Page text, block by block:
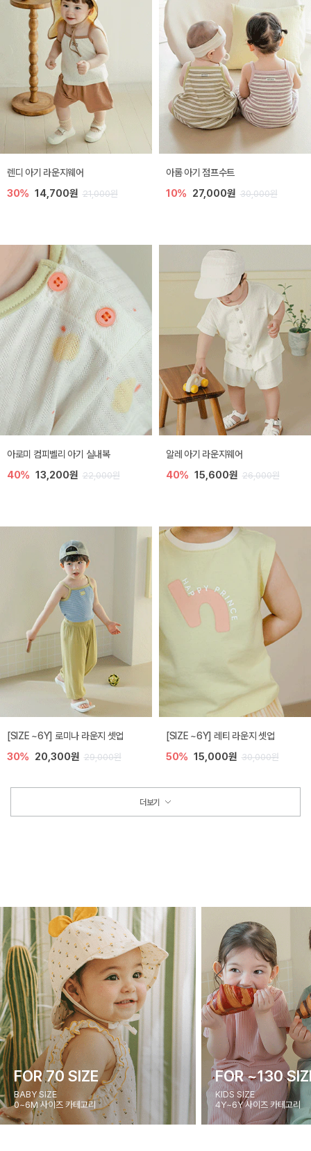
렌디 아기 라운지웨어
30% 14,700원 21,000원
아롬 아기 점프수트
10% 27,000원 30,000원
아로미 컴피벨리 아기 실내복
40% 13,200원 22,000원
알레 아기 라운지웨어
40% 15,600원 26,000원
[SIZE ~6Y] 로미나 라운지 셋업
30% 20,300원 29,000원
[SIZE ~6Y] 레티 라운지 셋업
50% 15,000원 30,000원
더보기
FOR 70 SIZE
BABY SIZE
0~6M 사이즈 카테고리
FOR ~130
KIDS SIZE
4Y~6Y 사이즈 카테고리